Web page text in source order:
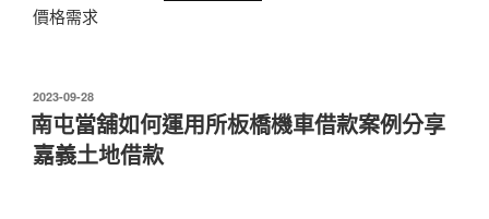
價格需求
發
佈
於
2023-09-28
南屯當舖如何運用所板橋機車借款案例分享
嘉義土地借款